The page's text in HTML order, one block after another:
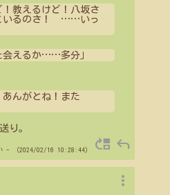
！教えるけど！八坂さ
いるのさ！
……いっ
会えるか……多分」
あんがとね！また
り。
- （2024/02/16 10:28:44） move_up reply
more_vert